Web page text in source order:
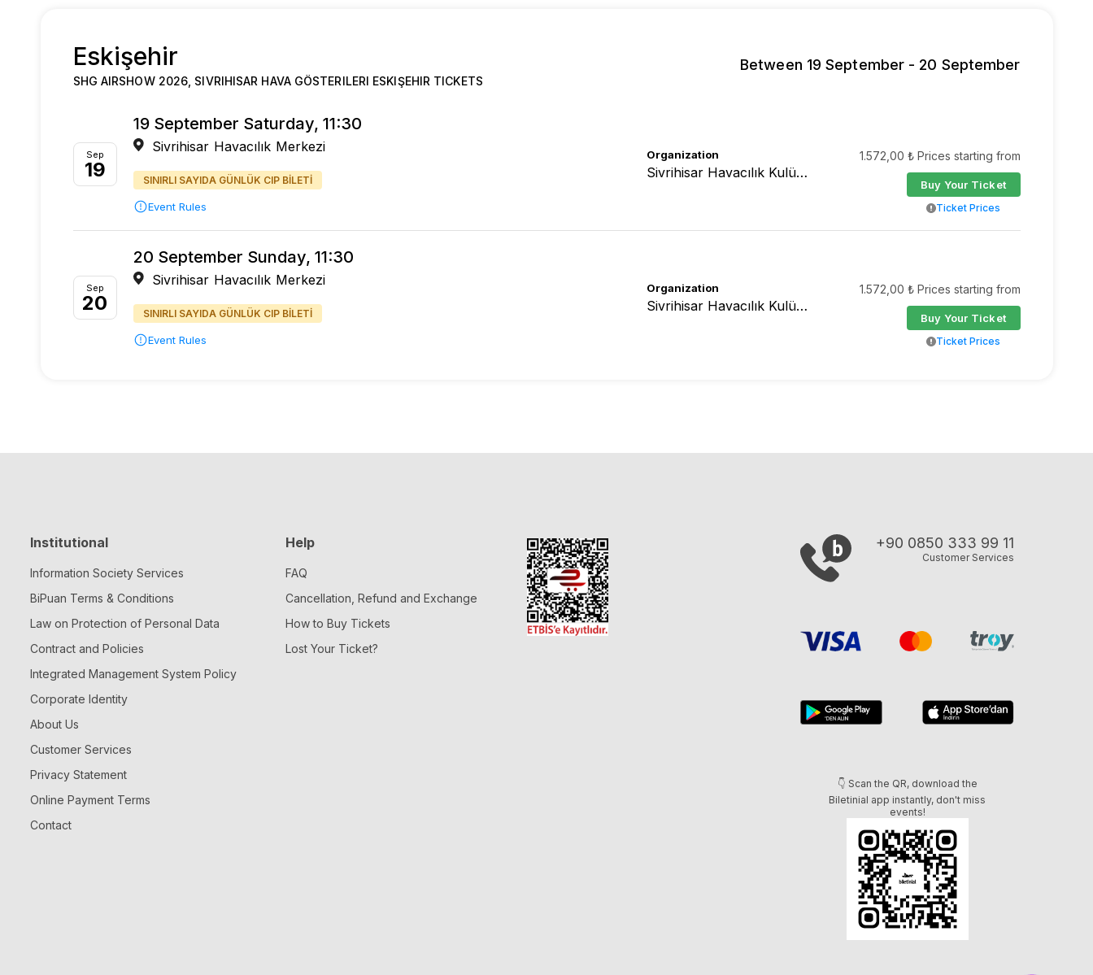
Eskişehir
SHG AIRSHOW 2026, SIVRIHISAR HAVA GÖSTERILERI ESKIŞEHIR TICKETS
Between 19 September - 20 September
Sep
19
19 September Saturday, 11:30
Sivrihisar Havacılık Merkezi
SINIRLI SAYIDA GÜNLÜK CIP BİLETİ
Event Rules
Organization
Sivrihisar Havacılık Kulübü Derneği
1.572,00 ₺ Prices starting from
Buy Your Ticket
Ticket Prices
Sep
20
20 September Sunday, 11:30
Sivrihisar Havacılık Merkezi
SINIRLI SAYIDA GÜNLÜK CIP BİLETİ
Event Rules
Organization
Sivrihisar Havacılık Kulübü Derneği
1.572,00 ₺ Prices starting from
Buy Your Ticket
Ticket Prices
Institutional
Information Society Services
BiPuan Terms & Conditions
Law on Protection of Personal Data
Contract and Policies
Integrated Management System Policy
Corporate Identity
About Us
Customer Services
Privacy Statement
Online Payment Terms
Contact
Help
FAQ
Cancellation, Refund and Exchange
How to Buy Tickets
Lost Your Ticket?
+90 0850 333 99 11
Customer Services
👇 Scan the QR, download the
Biletinial app instantly, don't miss
events!